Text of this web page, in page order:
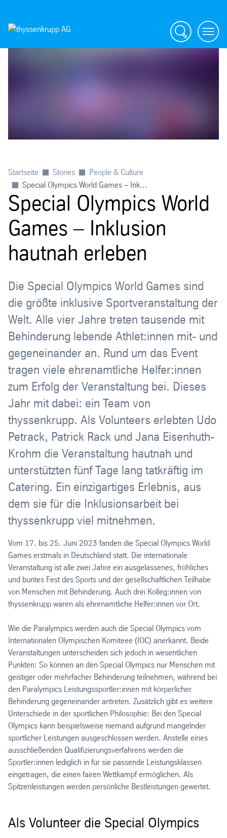
Suche menü
Startseite Stories
People & Culture
Special Olympics World Games – Ink...
Special Olympics World
Games – Inklusion
hautnah erleben
Die Special Olympics World Games sind
die größte inklusive Sportveranstaltung der
Welt. Alle vier Jahre treten tausende mit
Behinderung lebende Athlet:innen mit- und
gegeneinander an. Rund um das Event
tragen viele ehrenamtliche Helfer:innen
zum Erfolg der Veranstaltung bei. Dieses
Jahr mit dabei: ein Team von
thyssenkrupp. Als Volunteers erlebten Udo
Petrack, Patrick Rack und Jana Eisenhuth-
Krohm die Veranstaltung hautnah und
unterstützten fünf Tage lang tatkräftig im
Catering. Ein einzigartiges Erlebnis, aus
dem sie für die Inklusionsarbeit bei
thyssenkrupp viel mitnehmen.
Vom 17. bis 25. Juni 2023 fanden die Special Olympics World
Games erstmals in Deutschland statt. Die internationale
Veranstaltung ist alle zwei Jahre ein ausgelassenes, fröhliches
und buntes Fest des Sports und der gesellschaftlichen Teilhabe
von Menschen mit Behinderung. Auch drei Kolleg:innen von
thyssenkrupp waren als ehrenamtliche Helfer:innen vor Ort.
Wie die Paralympics werden auch die Special Olympics vom
Internationalen Olympischen Komiteee (IOC) anerkannt. Beide
Veranstaltungen unterscheiden sich jedoch in wesentlichen
Punkten: So können an den Special Olympics nur Menschen mit
geistiger oder mehrfacher Behinderung teilnehmen, während bei
den Paralympics Leistungssportler:innen mit körperlicher
Behinderung gegeneinander antreten. Zusätzlich gibt es weitere
Unterschiede in der sportlichen Philosophie: Bei den Special
Olympics kann beispielsweise niemand aufgrund mangelnder
sportlicher Leistungen ausgeschlossen werden. Anstelle eines
ausschließenden Qualifizierungsverfahrens werden die
Sportler:innen lediglich in für sie passende Leistungsklassen
eingetragen, die einen fairen Wettkampf ermöglichen. Als
Spitzenleistungen werden persönliche Bestleistungen gewertet.
Als Volunteer die Special Olympics